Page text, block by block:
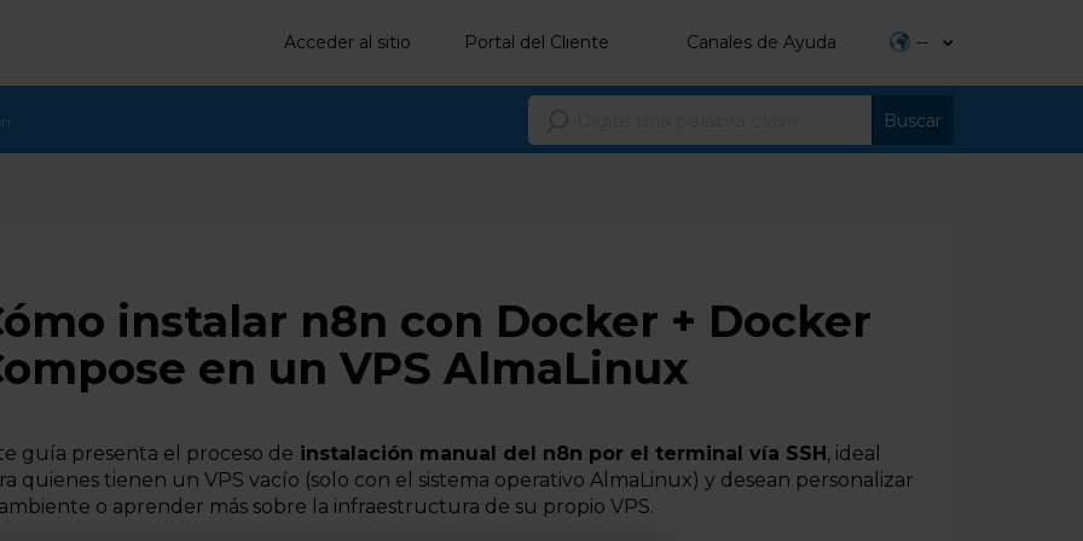
Acceder al sitio Portal del Cliente Canales de Ayuda --
instalar n8n con Docker + Docker
en un VPS AlmaLinux
guía presenta el proceso de instalación manual del n8n por el terminal vía SSH, ideal
quienes tienen un VPS vacío (solo con el sistema operativo AlmaLinux) y desean personalizar
o aprender más sobre la infraestructura de su propio VPS.